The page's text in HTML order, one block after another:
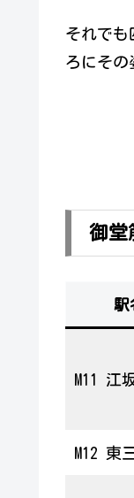
それでも
ろにその
御堂
駅
M11 江
M12 東